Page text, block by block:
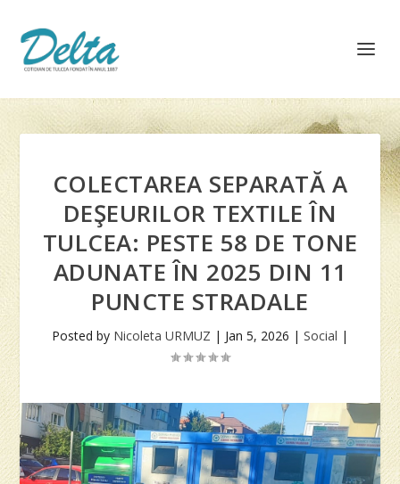
COLECTAREA SEPARATĂ A
DEŞEURILOR TEXTILE ÎN
TULCEA: PESTE 58 DE TONE
ADUNATE ÎN 2025 DIN 11
PUNCTE STRADALE
Posted by Nicoleta URMUZ | Jan 5, 2026 | Social |